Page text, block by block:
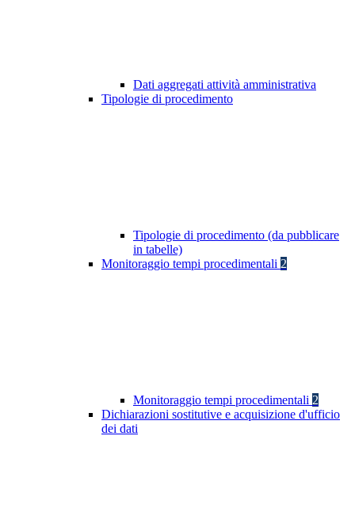
Dati aggregati attività amministrativa
Tipologie di procedimento
Tipologie di procedimento (da pubblicare
in tabelle)
Monitoraggio tempi procedimentali 2
Monitoraggio tempi procedimentali 2
Dichiarazioni sostitutive e acquisizione d'ufficio
dei dati